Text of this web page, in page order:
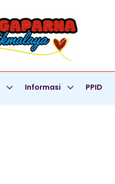
Informasi PPID